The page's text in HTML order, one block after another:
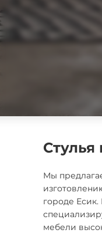
Мы
городе
мебели
Стулья